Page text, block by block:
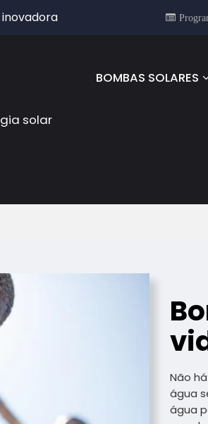
solar
BOMBAS SOLARES
Não
água
água